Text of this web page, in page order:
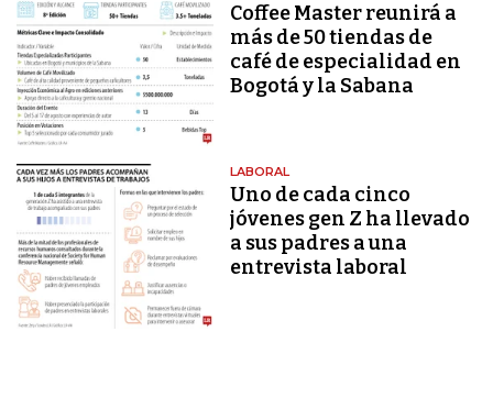
Coffee Master reunirá a
más de 50 tiendas de
café de especialidad en
Bogotá y la Sabana
LABORAL
Uno de cada cinco
jóvenes gen Z ha llevado
a sus padres a una
entrevista laboral